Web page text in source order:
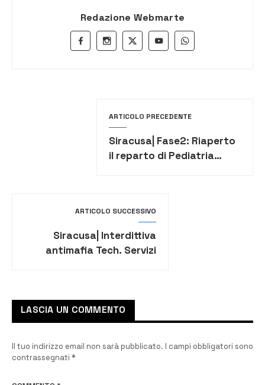
Redazione Webmarte
ARTICOLO PRECEDENTE
Siracusa| Fase2: Riaperto
il reparto di Pediatria
ARTICOLO SUCCESSIVO
Siracusa| Interdittiva
antimafia Tech. Servizi
LASCIA UN COMMENTO
Il tuo indirizzo email non sarà pubblicato. I campi obbligatori sono
contrassegnati *